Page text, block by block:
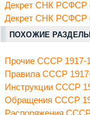
Декрет СНК РСФСР
Декрет СНК РСФСР
ПОХОЖИЕ
Прочие СССР 1917-
Правила СССР
Инструкции СССР
Обращения СССР